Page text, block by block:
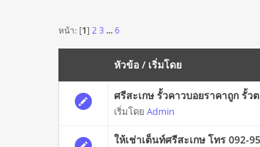
หน้า: [1] 2 3 ...6
หัวข้อ / เริ่มโดย
ศรีสะเกษ รั้วคาวบอยราคาถูก รั้ว
เริ่มโดยAdmin
ให้เช่าเต็นท์ศรีสะเกษ โทร 092-